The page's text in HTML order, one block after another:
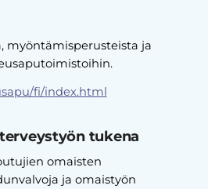
myöntämisperusteista ja
fi/index.html
tukena
omaisten
ja omaistyön